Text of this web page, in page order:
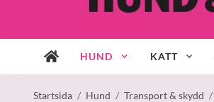
HUND KATT
Startsida / Hund / Transport & skydd /